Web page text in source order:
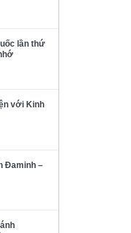
lần thứ
với Kinh
Đaminh –